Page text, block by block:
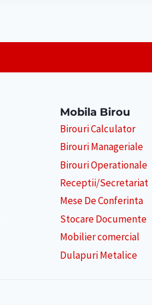
Mobila Birou
Birouri Calculator
Birouri Manageriale
Birouri Operationale
Receptii/Secretariat
Mese De Conferinta
Stocare Documente
Mobilier comercial
Dulapuri Metalice